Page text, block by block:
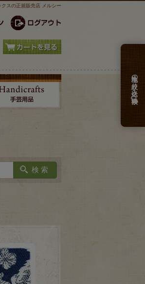
クスの正規販売店 メルシー
生地の絞り込み検索